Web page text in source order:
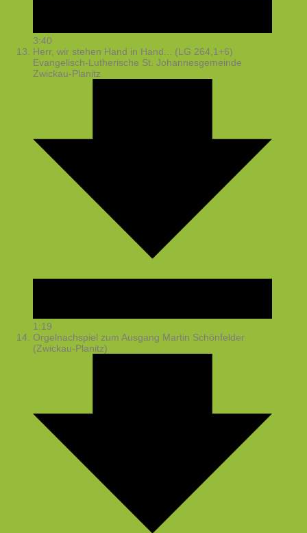
3:40
Herr, wir stehen Hand in Hand... (LG 264,1+6)
Evangelisch-Lutherische St. Johannesgemeinde
Zwickau-Planitz
1:19
Orgelnachspiel zum Ausgang Martin Schönfelder
(Zwickau-Planitz)